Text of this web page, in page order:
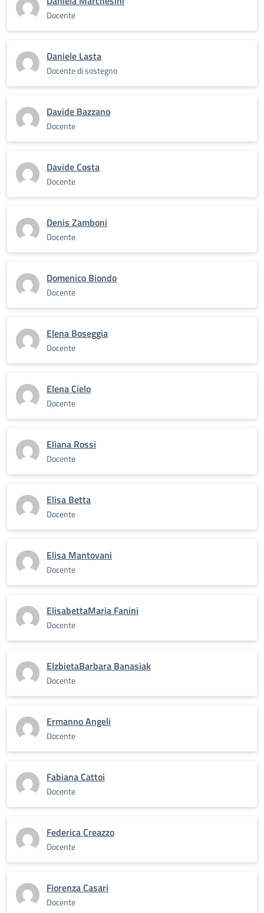
Docente
Daniele Lasta
Docente di sostegno
Davide Bazzano
Docente
Davide Costa
Docente
Denis Zamboni
Docente
Domenico Biondo
Docente
Elena Boseggia
Docente
Elena Cielo
Docente
Eliana Rossi
Docente
Elisa Betta
Docente
Elisa Mantovani
Docente
ElisabettaMaria Fanini
Docente
ElzbietaBarbara Banasiak
Docente
Ermanno Angeli
Docente
Fabiana Cattoi
Docente
Federica Creazzo
Docente
Fiorenza Casari
Docente